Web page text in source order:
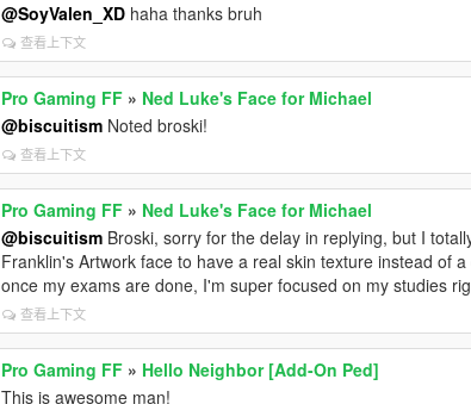
@SoyValen_XD haha thanks bruh
查看上下文
Pro Gaming FF » Ned Luke's Face for Michael
@biscuitism Noted broski!
查看上下文
Pro Gaming FF » Ned Luke's Face for Michael
@biscuitism Broski, sorry for the delay in replying, but I
Franklin's Artwork face to have a real skin texture instead of
once my exams are done, I'm super focused on my studies
查看上下文
Pro Gaming FF » Hello Neighbor [Add-On Ped]
This is awesome man!